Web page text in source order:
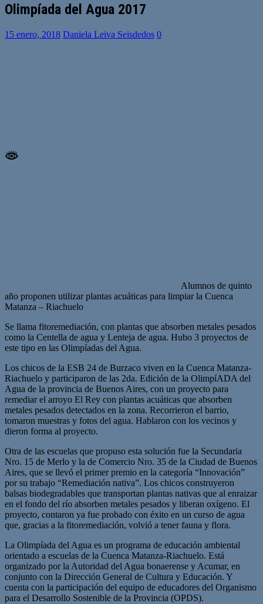
Olimpíada del Agua 2017
15 enero, 2018 Daniela Leiva Seisdedos 0
Alumnos de quinto
año proponen utilizar plantas acuáticas para limpiar la Cuenca
Matanza – Riachuelo
Se llama fitoremediación, con plantas que absorben metales pesados
como la Centella de agua y Lenteja de agua. Hubo 3 proyectos de
este tipo en las Olimpíadas del Agua.
Los chicos de la ESB 24 de Burzaco viven en la Cuenca Matanza-
Riachuelo y participaron de las 2da. Edición de la OlimpíADA del
Agua de la provincia de Buenos Aires, con un proyecto para
remediar el arroyo El Rey con plantas acuáticas que absorben
metales pesados detectados en la zona. Recorrieron el barrio,
tomaron muestras y fotos del agua. Hablaron con los vecinos y
dieron forma al proyecto.
Otra de las escuelas que propuso esta solución fue la Secundaria
Nro. 15 de Merlo y la de Comercio Nro. 35 de la Ciudad de Buenos
Aires, que se llevó el primer premio en la categoría “Innovación”
por su trabajo “Remediación nativa”. Los chicos construyeron
balsas biodegradables que transportan plantas nativas que al enraizar
en el fondo del río absorben metales pesados y liberan oxígeno. El
proyecto, contaron ya fue probado con éxito en un curso de agua
que, gracias a la fitoremediación, volvió a tener fauna y flora.
La Olimpíada del Agua es un programa de educación ambiental
orientado a escuelas de la Cuenca Matanza-Riachuelo. Está
organizado por la Autoridad del Agua bonaerense y Acumar, en
conjunto con la Dirección General de Cultura y Educación. Y
cuenta con la participación del equipo de educadores del Organismo
para el Desarrollo Sostenible de la Provincia (OPDS).